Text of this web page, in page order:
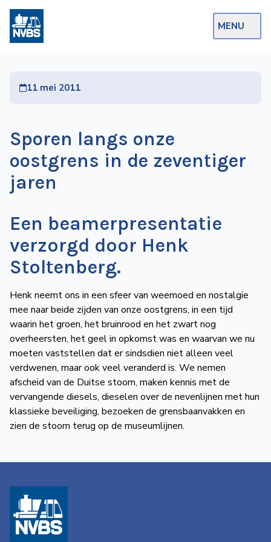
MENU
Op de Rails
Afdelingen
Excursies
Actueel
Ons
aanbod
Over
NVBS
Wegwijzer
Mijn
NVBS
11 mei 2011
Sporen langs onze
oostgrens in de zeventiger
jaren
Een beamerpresentatie
verzorgd door Henk
Stoltenberg.
Henk neemt ons in een sfeer van weemoed en nostalgie
mee naar beide zijden van onze oostgrens, in een tijd
waarin het groen, het bruinrood en het zwart nog
overheersten, het geel in opkomst was en waarvan we nu
moeten vaststellen dat er sindsdien niet alleen veel
verdwenen, maar ook veel veranderd is. We nemen
afscheid van de Duitse stoom, maken kennis met de
vervangende diesels, dieselen over de nevenlijnen met hun
klassieke beveiliging, bezoeken de grensbaanvakken en
zien de stoom terug op de museumlijnen.